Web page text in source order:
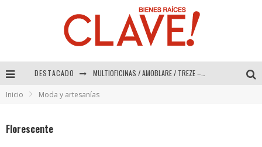
DESTACADO MULTIOFICINAS / AMOBLARE / TREZE – Especial Interiorismo & Decoración 2026
Inicio Moda y artesanías
Florescente